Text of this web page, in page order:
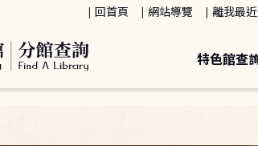
回首頁 網站導覽 離我最
特色館查